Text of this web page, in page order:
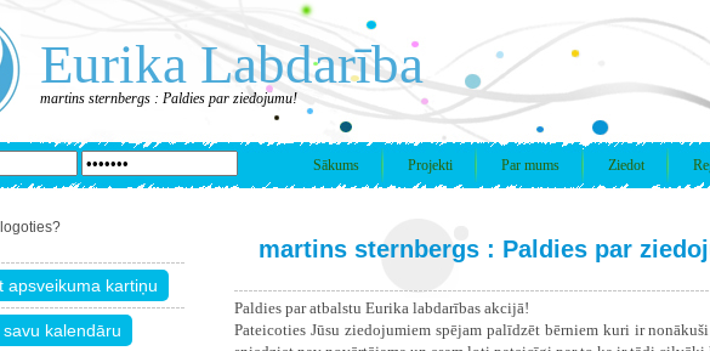
Eurika Labdarība
martins sternbergs : Paldies par ziedojumu!
Sākums Projekti Par mums Ziedot
martins sternbergs : Paldies par
Paldies par atbalstu Eurika labdarības akcijā!
Pateicoties Jūsu ziedojumiem spējam palīdzēt bērniem kuri ir